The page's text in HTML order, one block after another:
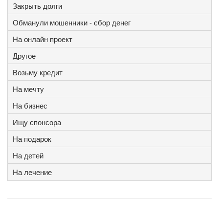
Закрыть долги
Обманули мошенники - сбор денег
На онлайн проект
Другое
Возьму кредит
На мечту
На бизнес
Ищу спонсора
На подарок
На детей
На лечение